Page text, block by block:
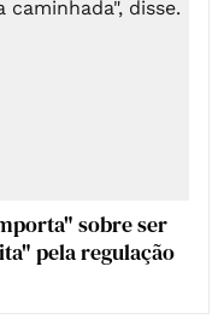
sobre ser
pela regulação